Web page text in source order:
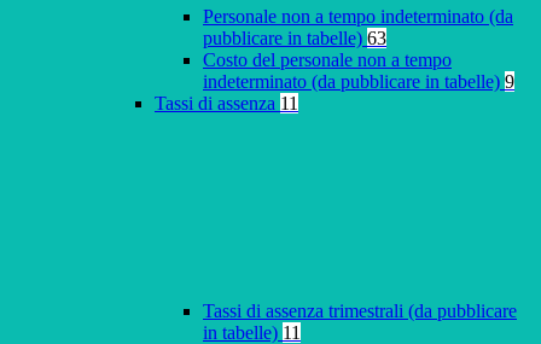
Personale non a tempo indeterminato (da
pubblicare in tabelle) 63
Costo del personale non a tempo
indeterminato (da pubblicare in tabelle) 9
Tassi di assenza 11
Tassi di assenza trimestrali (da pubblicare
in tabelle) 11